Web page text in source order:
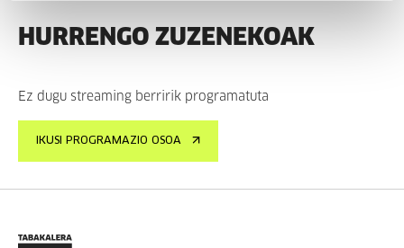
HURRENGO ZUZENEKOAK
Ez dugu streaming berririk programatuta
IKUSI PROGRAMAZIO OSOA